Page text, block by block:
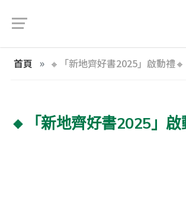
首頁 🔸「新地齊好書2025」啟動禮🔸
🔸「新地齊好書2025」啟